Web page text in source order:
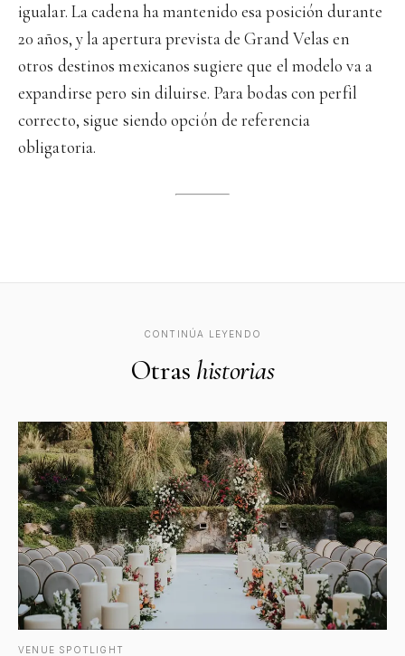
igualar. La cadena ha mantenido esa posición durante
20 años, y la apertura prevista de Grand Velas en
otros destinos mexicanos sugiere que el modelo va a
expandirse pero sin diluirse. Para bodas con perfil
correcto, sigue siendo opción de referencia
obligatoria.
CONTINÚA LEYENDO
Otras historias
VENUE SPOTLIGHT